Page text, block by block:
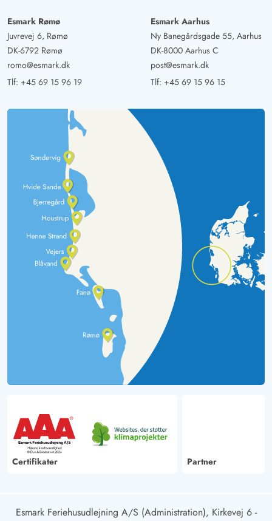
Esmark Rømø
Juvrevej 6, Rømø
DK-6792 Rømø
romo@esmark.dk
Tlf: +45 69 15 96 19
Esmark Aarhus
Ny Banegårdsgade 55, Aarhus
DK-8000 Aarhus C
post@esmark.dk
Tlf: +45 69 15 96 15
Certifikater Partner
Esmark Feriehusudlejning A/S (Administration), Kirkevej 6 -